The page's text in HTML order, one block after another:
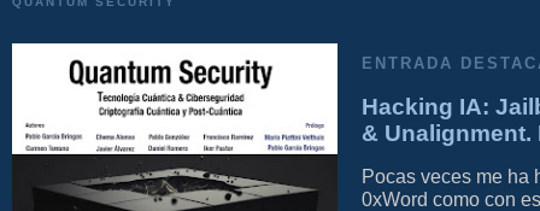
ENTRADA
Hacking IA:
&
Pocas veces me ha
0xWord como con